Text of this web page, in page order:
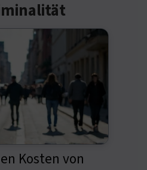
Kosten von